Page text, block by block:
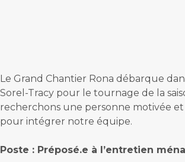
Le Grand Chantier Rona débarque
Sorel-Tracy pour le tournage de la
recherchons une personne motivée
pour intégrer notre équipe.
Poste : Préposé.e à l’entretien